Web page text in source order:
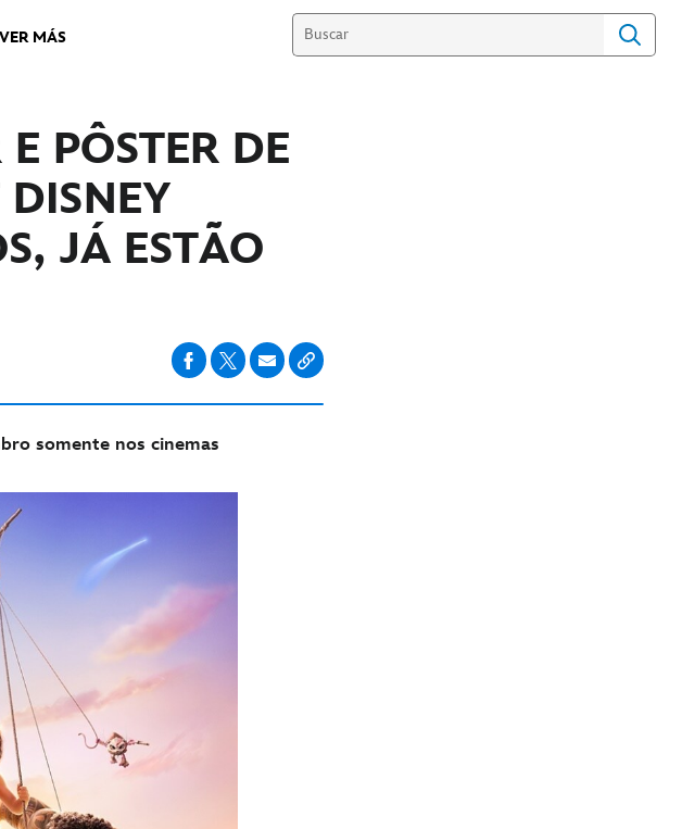
VER MÁS
PÔSTER DE
JÁ ESTÃO
somente nos cinemas